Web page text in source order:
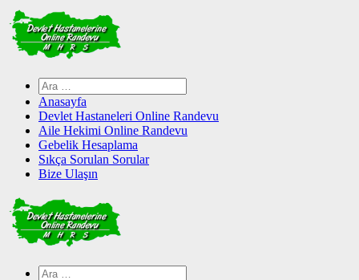
Skip
to
content
Arama:
Anasayfa
Devlet Hastaneleri Online Randevu
Aile Hekimi Online Randevu
Gebelik Hesaplama
Sıkça Sorulan Sorular
Bize Ulaşın
Arama: